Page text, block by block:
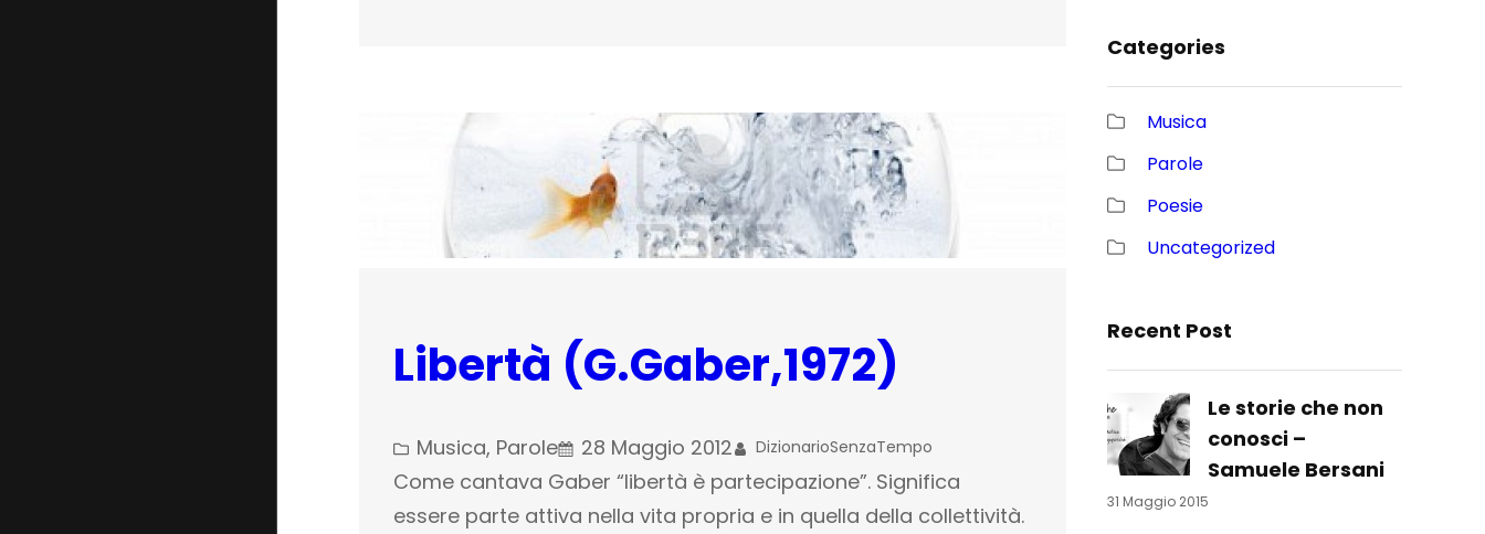
Libertà (G.Gaber,1972)
Musica, Parole 28 Maggio 2012 DizionarioSenzaTempo
Come cantava Gaber “libertà è partecipazione”. Significa
essere parte attiva nella vita propria e in quella della collettività.
Categories
Musica
Parole
Poesie
Uncategorized
Recent Post
Le storie che non
conosci –
Samuele Bersani
31 Maggio 2015